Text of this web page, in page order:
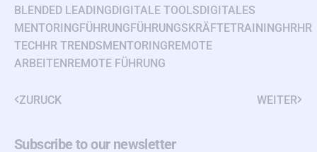
BLENDED LEADINGDIGITALE TOOLSDIGITALES
MENTORINGFÜHRUNGFÜHRUNGSKRÄFTETRAININGHRHR
TECHHR TRENDSMENTORINGREMOTE
ARBEITENREMOTE FÜHRUNG
ZURUCK WEITER
Subscribe to our newsletter